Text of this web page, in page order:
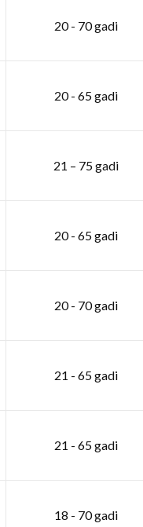
20 - 70 gadi
20 - 65 gadi
21 – 75 gadi
20 - 65 gadi
20 - 70 gadi
21 - 65 gadi
21 - 65 gadi
18 - 70 gadi